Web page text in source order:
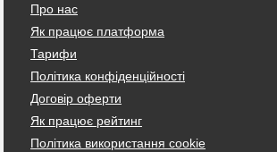
Про нас
Як працює платформа
Тарифи
Політика конфіденційності
Договір оферти
Як працює рейтинг
Політика використання cookie